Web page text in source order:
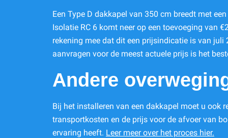
Een Type D dakkapel van 350 cm breedt met
Isolatie RC 6 komt neer op een toevoeging van
rekening mee dat dit een prijsindicatie is van
aanvragen voor de meest actuele prijs is het
Andere
Bij het installeren van een dakkapel moet u ook
transportkosten en de prijs voor de afvoer van
ervaring heeft. Leer meer over het proces hier.